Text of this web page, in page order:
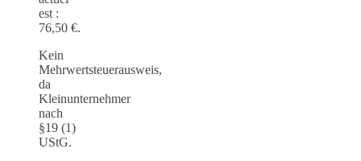
est :
76,50 €.
Kein
Mehrwertsteuerausweis,
da
Kleinunternehmer
nach
§19 (1)
UStG.